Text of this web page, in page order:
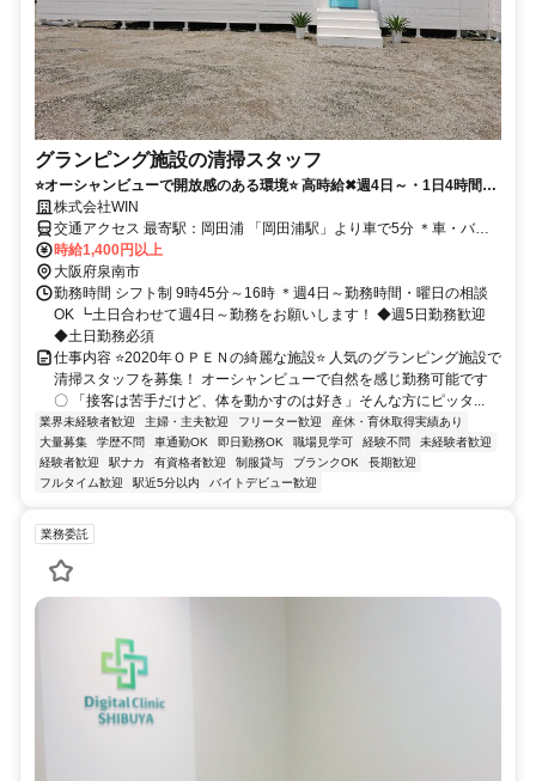
グランピング施設の清掃スタッフ
⭐オーシャンビューで開放感のある環境⭐ 高時給✖週4日～・1日4時間～
相談OKのシフト制〇
株式会社WIN
交通アクセス 最寄駅：岡田浦 「岡田浦駅」より車で5分 ＊車・バイ
ク・自転車通勤ＯＫ！ ＊施設内に車を駐車することが可能です！
時給1,400円以上
大阪府泉南市
勤務時間 シフト制 9時45分～16時 ＊週4日～勤務時間・曜日の相談
OK ┗土日合わせて週4日～勤務をお願いします！ ◆週5日勤務歓迎
◆土日勤務必須
仕事内容 ⭐️2020年ＯＰＥＮの綺麗な施設⭐️ 人気のグランピング施設で
清掃スタッフを募集！ オーシャンビューで自然を感じ勤務可能です
〇 「接客は苦手だけど、体を動かすのは好き」そんな方にピッタ...
業界未経験者歓迎 主婦・主夫歓迎 フリーター歓迎
産休・育休取得実績あり
大量募集
学歴不問 車通勤OK 即日勤務OK 職場見学可 経験不問
未経験者歓迎
経験者歓迎
駅ナカ 有資格者歓迎 制服貸与 ブランクOK
長期歓迎
フルタイム歓迎
駅近5分以内 バイトデビュー歓迎
業務委託